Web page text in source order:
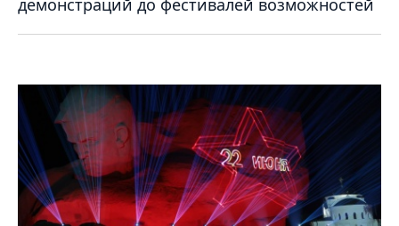
демонстраций до фестивалей возможностей